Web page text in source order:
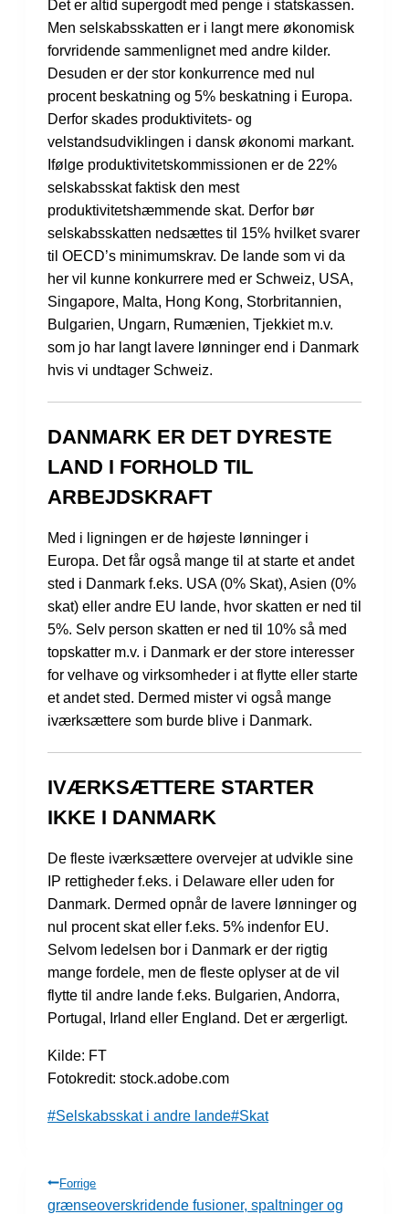
Det er altid supergodt med penge i statskassen.
Men selskabsskatten er i langt mere økonomisk
forvridende sammenlignet med andre kilder.
Desuden er der stor konkurrence med nul
procent beskatning og 5% beskatning i Europa.
Derfor skades produktivitets- og
velstandsudviklingen i dansk økonomi markant.
Ifølge produktivitetskommissionen er de 22%
selskabsskat faktisk den mest
produktivitetshæmmende skat. Derfor bør
selskabsskatten nedsættes til 15% hvilket svarer
til OECD’s minimumskrav. De lande som vi da
her vil kunne konkurrere med er Schweiz, USA,
Singapore, Malta, Hong Kong, Storbritannien,
Bulgarien, Ungarn, Rumænien, Tjekkiet m.v.
som jo har langt lavere lønninger end i Danmark
hvis vi undtager Schweiz.
DANMARK ER DET DYRESTE
LAND I FORHOLD TIL
ARBEJDSKRAFT
Med i ligningen er de højeste lønninger i
Europa. Det får også mange til at starte et andet
sted i Danmark f.eks. USA (0% Skat), Asien (0%
skat) eller andre EU lande, hvor skatten er ned til
5%. Selv person skatten er ned til 10% så med
topskatter m.v. i Danmark er der store interesser
for velhave og virksomheder i at flytte eller starte
et andet sted. Dermed mister vi også mange
iværksættere som burde blive i Danmark.
IVÆRKSÆTTERE STARTER
IKKE I DANMARK
De fleste iværksættere overvejer at udvikle sine
IP rettigheder f.eks. i Delaware eller uden for
Danmark. Dermed opnår de lavere lønninger og
nul procent skat eller f.eks. 5% indenfor EU.
Selvom ledelsen bor i Danmark er der rigtig
mange fordele, men de fleste oplyser at de vil
flytte til andre lande f.eks. Bulgarien, Andorra,
Portugal, Irland eller England. Det er ærgerligt.
Kilde: FT
Fotokredit: stock.adobe.com
Indlæg-
#Selskabsskat i andre lande#Skat
INDLÆGSNAVIGATION
Forrige
grænseoverskridende fusioner, spaltninger og